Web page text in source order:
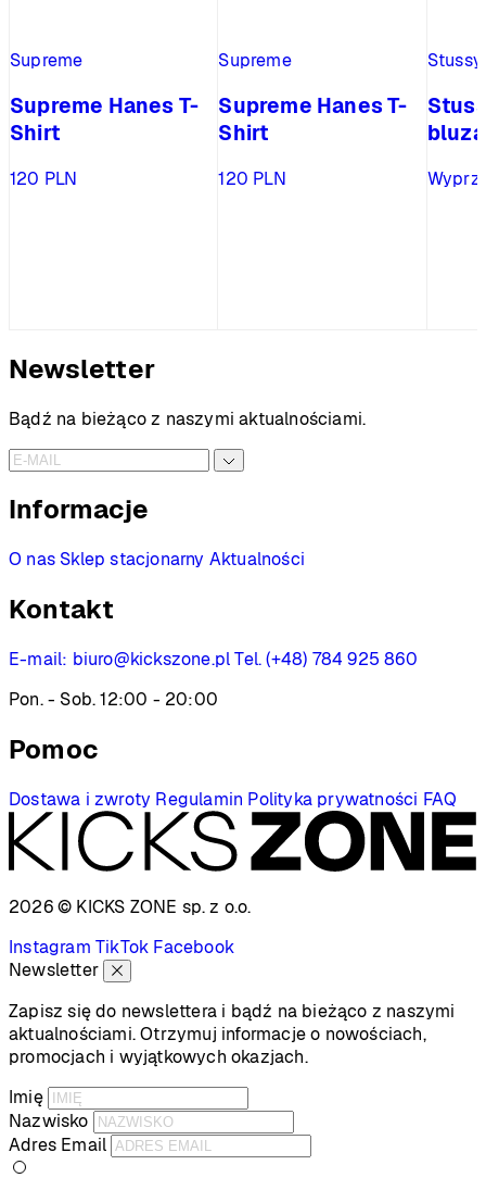
Supreme
Supreme Hanes T-
Shirt
120 PLN
Supreme
Supreme Hanes T-
Shirt
120 PLN
Stussy
Newsletter
Bądź na bieżąco z naszymi aktualnościami.
Informacje
O nas Sklep stacjonarny Aktualności
Kontakt
E-mail: biuro@kickszone.pl Tel. (+48) 784 925 860
Pon. - Sob. 12:00 - 20:00
Pomoc
Dostawa i zwroty Regulamin Polityka prywatności FAQ
2026 © KICKS ZONE sp. z o.o.
Instagram TikTok Facebook
Newsletter
Zapisz się do newslettera i bądź na bieżąco z naszymi
aktualnościami. Otrzymuj informacje o nowościach,
promocjach i wyjątkowych okazjach.
Imię
Nazwisko
Adres Email